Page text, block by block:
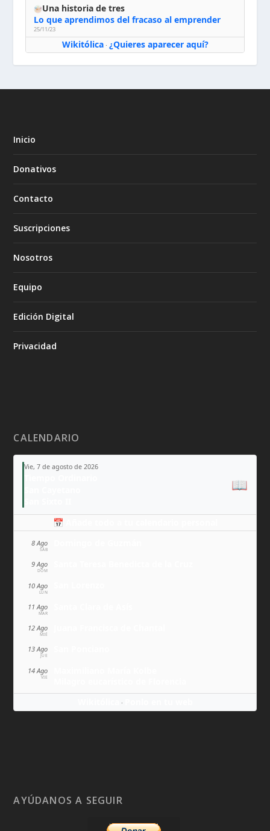
Una historia de tres
Lo que aprendimos del fracaso al emprender
25/11/23
Wikitólica· ¿Quieres aparecer aquí?
Inicio
Donativos
Contacto
Suscripciones
Nosotros
Equipo
Edición Digital
Privacidad
CALENDARIO
Vie, 7 de agosto de 2026
📖
📅 Añade todo a tu calendario personal
8 Ago
SÁB
9 Ago
DOM
10 Ago
LUN
11 Ago
MAR
12 Ago
MIÉ
13 Ago
JUE
14 Ago
VIE
·
AYÚDANOS A SEGUIR